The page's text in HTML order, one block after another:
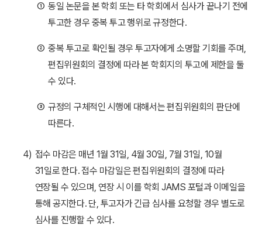
① 동일 논문을 본 학회 또는 타 학회에서 심사가 끝나기 전에
투고한 경우 중복 투고 행위로 규정한다.
② 중복 투고로 확인될 경우 투고자에게 소명할 기회를 주며,
편집위원회의 결정에 따라 본 학회지의 투고에 제한을 둘
수 있다.
③ 규정의 구체적인 시행에 대해서는 편집위원회의 판단에
따른다.
4) 접수 마감은 매년 1월 31일, 4월 30일, 7월 31일, 10월
31일로 한다. 접수 마감일은 편집위원회의 결정에 따라
연장될 수 있으며, 연장 시 이를 학회 JAMS 포털과 이메일을
통해 공지한다. 단, 투고자가 긴급 심사를 요청할 경우 별도로
심사를 진행할 수 있다.